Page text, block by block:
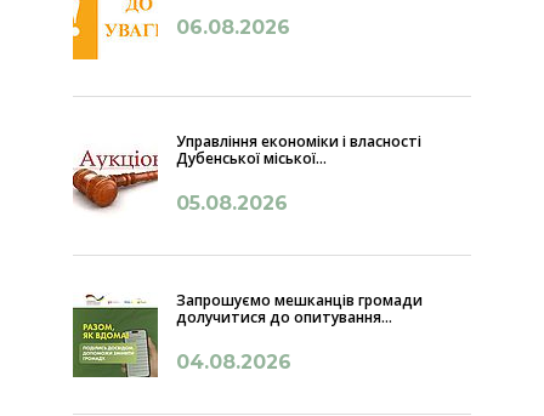
06.08.2026
Управління економіки і власності
Дубенської міської...
05.08.2026
Запрошуємо мешканців громади
долучитися до опитування...
04.08.2026